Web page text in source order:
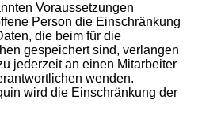
Voraussetzungen
Person die Einschränkung
die beim für die
gespeichert sind, verlangen
jederzeit an einen Mitarbeiter
wenden.
wird die Einschränkung der